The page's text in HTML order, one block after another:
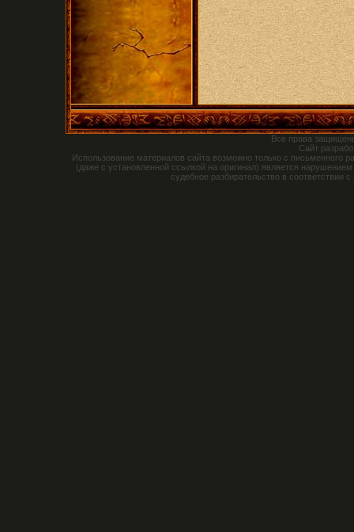
Все права
Сайт
Использование материалов сайта возможно только с письменного
(даже с установленной ссылкой на оригинал) является
судебное разбирательство в